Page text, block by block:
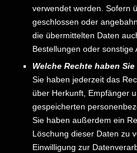
verwendet werden. Sofern
geschlossen oder
die übermittelten Daten
Bestellungen oder sonstige
Welche Rechte haben
Sie haben jederzeit das
über Herkunft, Empfänger
gespeicherten
Sie haben außerdem ein
Löschung dieser Daten zu
Einwilligung zur